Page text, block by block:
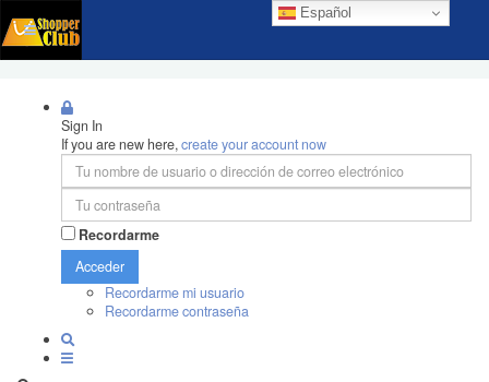
Español
Sign In
If you are new here,create your account now
Recordarme
Acceder
Recordarme mi usuario
Recordarme contraseña